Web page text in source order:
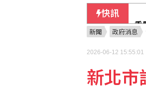
快訊
川
新聞 政府消息
2026-06-12
新北